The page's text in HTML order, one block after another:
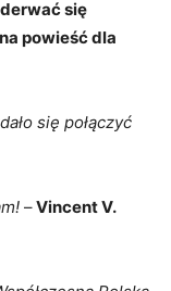
się
powieść dla
się połączyć
–Vincent V.